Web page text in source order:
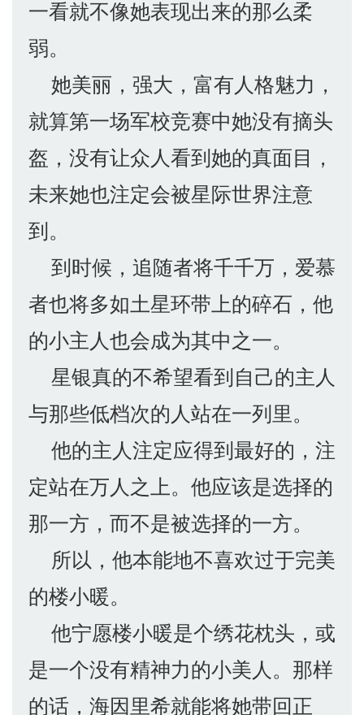
一看就不像她表现出来的那么柔
弱。
她美丽，强大，富有人格魅力，
就算第一场军校竞赛中她没有摘头
盔，没有让众人看到她的真面目，
未来她也注定会被星际世界注意
到。
到时候，追随者将千千万，爱慕
者也将多如土星环带上的碎石，他
的小主人也会成为其中之一。
星银真的不希望看到自己的主人
与那些低档次的人站在一列里。
他的主人注定应得到最好的，注
定站在万人之上。他应该是选择的
那一方，而不是被选择的一方。
所以，他本能地不喜欢过于完美
的楼小暖。
他宁愿楼小暖是个绣花枕头，或
是一个没有精神力的小美人。那样
的话，海因里希就能将她带回正